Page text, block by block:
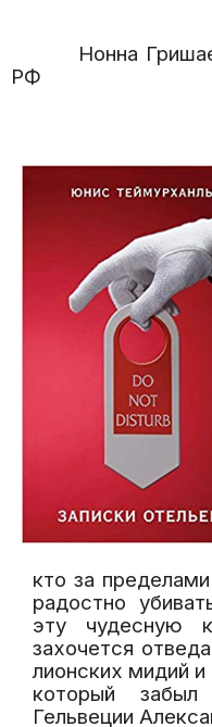
Нонна
РФ
кто за
радостно
эту чудесную
захочется
лионских мидий и
который
Гельвеции